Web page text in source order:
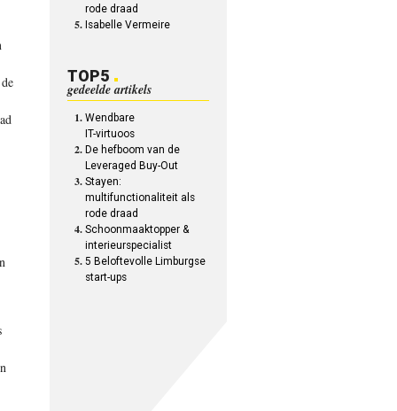
rode draad
Isabelle Vermeire
TOP5
gedeelde artikels
Wendbare
IT-virtuoos
De hefboom van de
Leveraged Buy-Out
Stayen:
multifunctionaliteit als
rode draad
Schoonmaaktopper &
interieurspecialist
5 Beloftevolle Limburgse
start-ups